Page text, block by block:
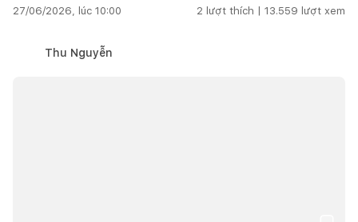
27/06/2026, lúc 10:00 2 lượt thích | 13.559 lượt xem
Thu Nguyễn